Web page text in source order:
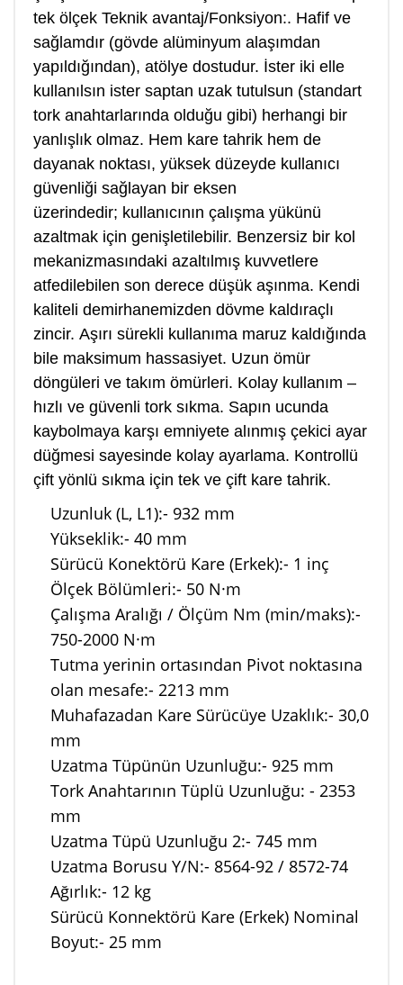
tek ölçek Teknik avantaj/Fonksiyon:. Hafif ve
sağlamdır (gövde alüminyum alaşımdan
yapıldığından), atölye dostudur. İster iki elle
kullanılsın ister saptan uzak tutulsun (standart
tork anahtarlarında olduğu gibi) herhangi bir
yanlışlık olmaz. Hem kare tahrik hem de
dayanak noktası, yüksek düzeyde kullanıcı
güvenliği sağlayan bir eksen
üzerindedir; kullanıcının çalışma yükünü
azaltmak için genişletilebilir. Benzersiz bir kol
mekanizmasındaki azaltılmış kuvvetlere
atfedilebilen son derece düşük aşınma. Kendi
kaliteli demirhanemizden dövme kaldıraçlı
zincir. Aşırı sürekli kullanıma maruz kaldığında
bile maksimum hassasiyet. Uzun ömür
döngüleri ve takım ömürleri. Kolay kullanım –
hızlı ve güvenli tork sıkma. Sapın ucunda
kaybolmaya karşı emniyete alınmış çekici ayar
düğmesi sayesinde kolay ayarlama. Kontrollü
çift yönlü sıkma için tek ve çift kare tahrik.
Uzunluk (L, L1):- 932 mm
Yükseklik:- 40 mm
Sürücü Konektörü Kare (Erkek):- 1 inç
Ölçek Bölümleri:- 50 N·m
Çalışma Aralığı / Ölçüm Nm (min/maks):-
750-2000 N·m
Tutma yerinin ortasından Pivot noktasına
olan mesafe:- 2213 mm
Muhafazadan Kare Sürücüye Uzaklık:- 30,0
mm
Uzatma Tüpünün Uzunluğu:- 925 mm
Tork Anahtarının Tüplü Uzunluğu: - 2353
mm
Uzatma Tüpü Uzunluğu 2:- 745 mm
Uzatma Borusu Y/N:- 8564-92 / 8572-74
Ağırlık:- 12 kg
Sürücü Konnektörü Kare (Erkek) Nominal
Boyut:- 25 mm